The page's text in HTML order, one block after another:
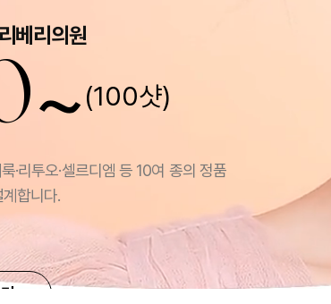
베리의원
~(100샷)
·리투오·셀르디엠 등 10여 종의 정품
합니다.